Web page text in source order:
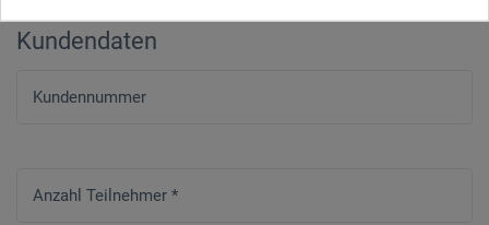
Kundendaten
Kundennummer
Anzahl Teilnehmer *